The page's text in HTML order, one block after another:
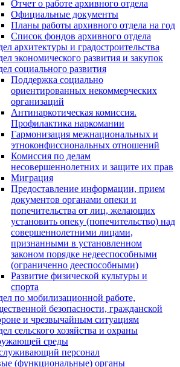
Отчет о работе архивного отдела
Официальные документы
Планы работы архивного отдела на год
Список фондов архивного отдела
архитектуры и градостроительства
экономического развития и закупок
социального развития
Поддержка социально
ориентированных некоммерческих
организаций
Антинаркотическая комиссия.
Профилактика наркомании
Гармонизация межнациональных и
этноконфиссиональных отношений
Комиссия по делам
несовершеннолетних и защите их прав
Миграция
Предоставление информации, прием
документов органами опеки и
попечительства от лиц, желающих
установить опеку (попечительство) над
совершеннолетними лицами,
признанными в установленном
законом порядке недееспособными
(ограниченно дееспособными)
Развитие физической культуры и
спорта
по мобилизационной работе,
безопасности, гражданской
и чрезвычайным ситуациям
сельского хозяйства и охраны
среды
персонал
(функциональные) органы